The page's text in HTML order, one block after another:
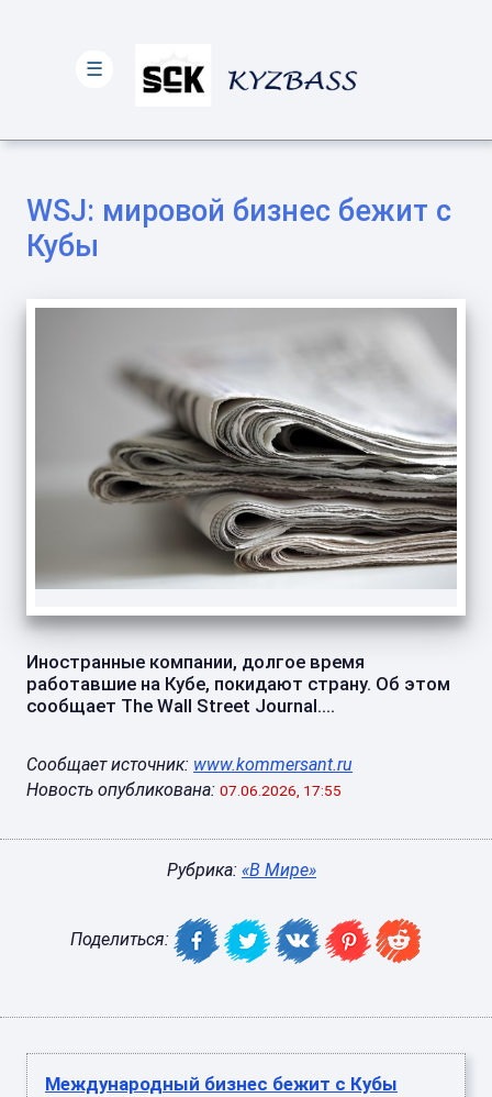
WSJ: мировой бизнес бежит с
Кубы
Иностранные компании, долгое время
работавшие на Кубе, покидают страну. Об этом
сообщает The Wall Street Journal....
Сообщает источник: www.kommersant.ru
Новость опубликована: 07.06.2026, 17:55
Рубрика: «В Мире»
Поделиться:
Международный бизнес бежит с Кубы
☰